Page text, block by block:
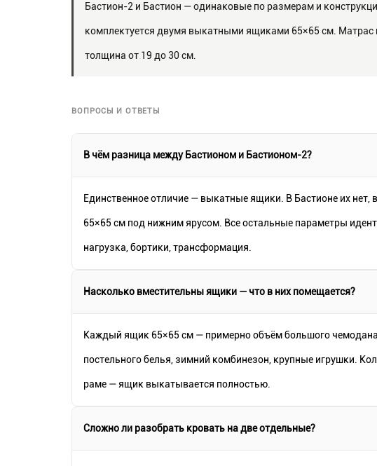
Бастион-2 и Бастион — одинаковые по размерам и
комплектуется двумя выкатными ящиками 65×65 см. Матрас
толщина от 19 до 30 см.
ВОПРОСЫ И ОТВЕТЫ
В чём разница между Бастионом и Бастионом-2?
Единственное отличие — выкатные ящики. В Бастионе их
65×65 см под нижним ярусом. Все остальные параметры
нагрузка, бортики, трансформация.
Насколько вместительны ящики — что в них помещается?
Каждый ящик 65×65 см — примерно объём большого
постельного белья, зимний комбинезон, крупные игрушки.
раме — ящик выкатывается полностью.
Сложно ли разобрать кровать на две отдельные?